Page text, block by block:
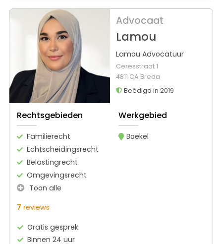
Advocaat
Lamou
Lamou Advocatuur
Ceresstraat 1
4811 CA Breda
Beëdigd in 2019
Rechtsgebieden
Familierecht
Echtscheidingsrecht
Belastingrecht
Omgevingsrecht
Toon alle
Werkgebied
Boekel
7 reviews
Gratis gesprek
Binnen 24 uur